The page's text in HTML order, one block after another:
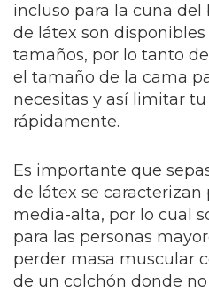
incluso para la cuna del
de látex son
tamaños, por lo tanto
el tamaño de la cama
necesitas y así limitar
rápidamente.
Es importante que
de látex se
media-alta, por lo cual
para las personas
perder masa muscular
de un colchón donde